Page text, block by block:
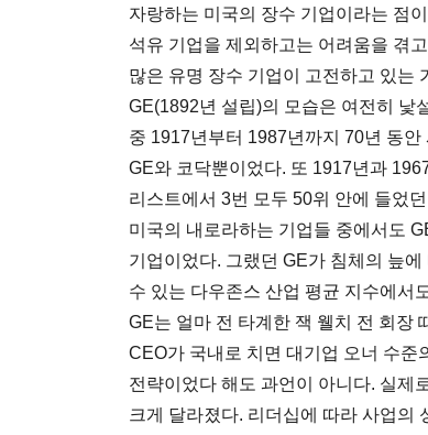
자랑하는 미국의 장수 기업이라는 점
석유 기업을 제외하고는 어려움을 겪
많은 유명 장수 기업이 고전하고 있는
GE(1892년 설립)의 모습은 여전히 낯
중 1917년부터 1987년까지 70년 동
GE와 코닥뿐이었다. 또 1917년과
리스트에서 3번 모두 50위 안에 들었
미국의 내로라하는 기업들 중에서도
기업이었다. 그랬던 GE가 침체의 늪
수 있는 다우존스 산업 평균 지수에서
GE는 얼마 전 타계한 잭 웰치 전 회장
CEO가 국내로 치면 대기업 오너 수준
전략이었다 해도 과언이 아니다. 실제
크게 달라졌다. 리더십에 따라 사업의